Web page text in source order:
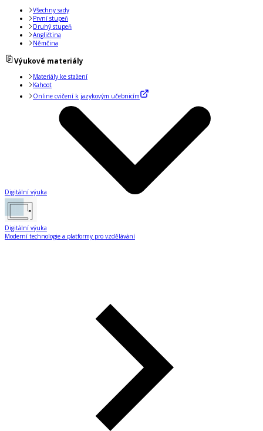
Všechny sady
První stupeň
Druhý stupeň
Angličtina
Němčina
Výukové materiály
Materiály ke stažení
Kahoot
Online cvičení k jazykovým učebnicím
Digitální výuka
Digitální výuka
Moderní technologie a platformy pro vzdělávání